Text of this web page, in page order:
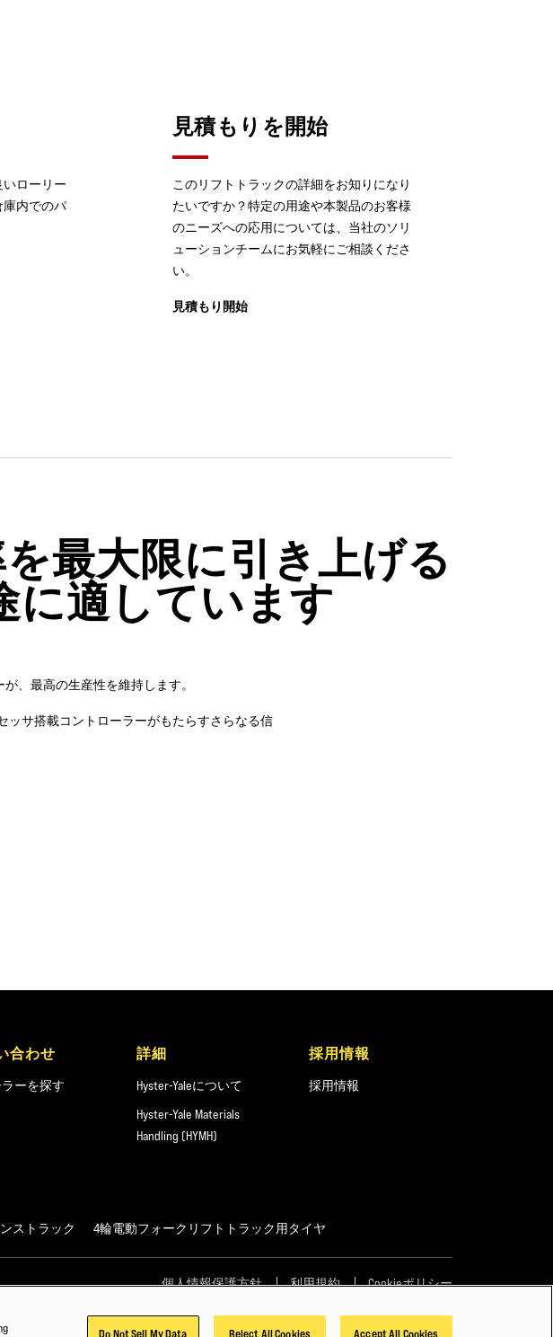
ローリー
庫内でのパ
見積もりを開始
このリフトトラックの詳細をお知りになり
たいですか？特定の用途や本製品のお客様
のニーズへの応用については、当社のソリ
ューションチームにお気軽にご相談くださ
い。
見積もり開始
率を最大限に引き上げる
に適しています
が、最高の生産性を維持します。
ッサ搭載コントローラーがもたらすさらなる信
合わせ
ーを探す
詳細
Hyster-Yaleについて
Hyster-Yale Materials
Handling (HYMH)
採用情報
採用情報
ストラック 4輪電動フォークリフトトラック用タイヤ
個人情報保護方針 利用規約
Cookieポリシー
Do Not Sell My Data Reject All Cookies Accept All Cookies